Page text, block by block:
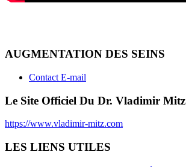
AUGMENTATION DES SEINS
Contact E-mail
Le Site Officiel Du Dr. Vladimir Mitz
https://www.vladimir-mitz.com
LES LIENS UTILES